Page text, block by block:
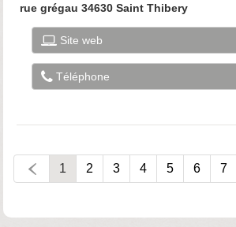
rue grégau 34630 Saint Thibery
Site web
Téléphone
1 2 3 4 5 6 7